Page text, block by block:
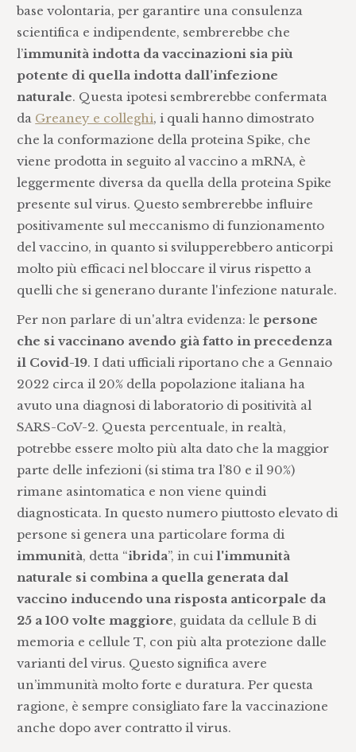
base volontaria, per garantire una consulenza
scientifica e indipendente, sembrerebbe che
l’immunità indotta da vaccinazioni sia più
potente di quella indotta dall’infezione
naturale. Questa ipotesi sembrerebbe confermata
da Greaney e colleghi, i quali hanno dimostrato
che la conformazione della proteina Spike, che
viene prodotta in seguito al vaccino a mRNA, è
leggermente diversa da quella della proteina Spike
presente sul virus. Questo sembrerebbe influire
positivamente sul meccanismo di funzionamento
del vaccino, in quanto si svilupperebbero anticorpi
molto più efficaci nel bloccare il virus rispetto a
quelli che si generano durante l'infezione naturale.
Per non parlare di un'altra evidenza: lepersone
che si vaccinano avendo già fatto in precedenza
il Covid-19. I dati ufficiali riportano che a Gennaio
2022 circa il 20% della popolazione italiana ha
avuto una diagnosi di laboratorio di positività al
SARS-CoV-2. Questa percentuale, in realtà,
potrebbe essere molto più alta dato che la maggior
parte delle infezioni (si stima tra l’80 e il 90%)
rimane asintomatica e non viene quindi
diagnosticata. In questo numero piuttosto elevato di
persone si genera una particolare forma di
immunità, detta “ibrida”, in cuil'immunità
naturale si combina a quella generata dal
vaccino inducendo una risposta anticorpale da
25 a 100 volte maggiore, guidata da cellule B di
memoria e cellule T, con più alta protezione dalle
varianti del virus. Questo significa avere
un’immunità molto forte e duratura. Per questa
ragione, è sempre consigliato fare la vaccinazione
anche dopo aver contratto il virus.